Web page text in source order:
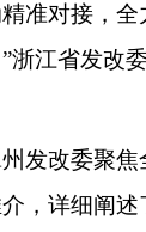
准对接，
浙江省发改
改委聚焦
，详细阐